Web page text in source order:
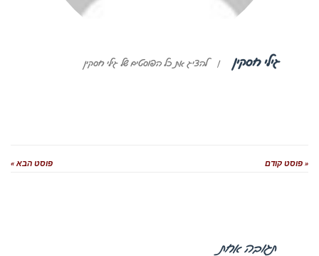
גילי חסקין | להציג את כל הפוסטים של גילי חסקין
« פוסט קודם פוסט הבא »
תגובה אחת